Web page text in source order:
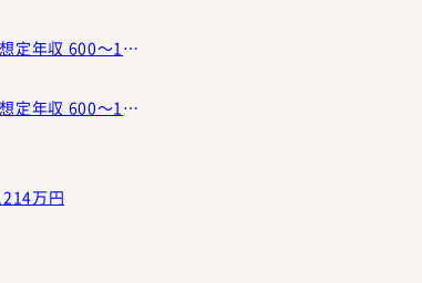
弁護士法人ベリーベスト法律事務所 | アソシエイト弁護士（一般民事・刑事事件担当）【浦和オフィス】 | 想定年収 600～1500万円
弁護士法人ベリーベスト法律事務所 | アソシエイト弁護士（一般民事・刑事事件担当）【大阪オフィス】 | 想定年収 600～1500万円
万円